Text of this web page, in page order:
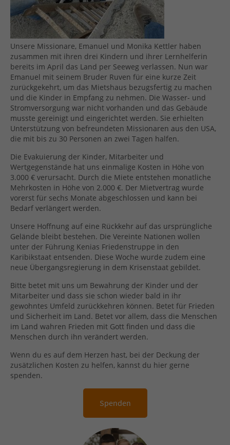
Unsere Missionare, Emanuel und Monika Kettler haben
zusammen mit ihren drei Kindern und ihrer Lernhelferin
bereits im April das Land per Seeweg verlassen. Nun war
Emanuel mit seinem Bruder Ruven für eine kurze Zeit
zurückgekehrt, um das Mietshaus bezugsfertig zu machen
und die Kinder in Empfang zu nehmen. Die Wasser- und
Stromversorgung war nicht vorhanden und das Gebäude
musste gereinigt und eingerichtet werden. Sie erhielten
Unterstützung von befreundeten Missionaren aus den USA,
die mit bis zu 30 Personen an zwei Tagen halfen.
Die Evakuierung der Kinder, Mitarbeiter und
Wertgegenstände hat uns einmalige Kosten in Höhe von
3.000 € verursacht. Durch die Miete entstehen monatliche
Mehrkosten in Höhe von 2.000 €. Der Mietvertrag wurde
vorerst für sechs Monate abgeschlossen und kann bei
Bedarf verlängert werden.
Unsere Hoffnung auf eine Rückkehr auf das ursprüngliche
Gelände bleibt bestehen. Die Vereinte Nationen wollen
unter der Führung Kenias Friedenstruppe in den
Karibikstaat entsenden. Diese Woche wurde zudem eine
neue Übergangsregierung in dem Krisenstaat gebildet.
Bitte betet mit uns um Bewahrung der Kinder und der
Mitarbeiter und dass sie schon wieder bald in ihr
gewohntes Umfeld zurückkehren können. Betet für Frieden
und Sicherheit im Land. Betet vor allem, dass die Menschen
im Land wahren Frieden mit Gott finden und dass die
Menschen durch ihn verändert werden.
Wenn du es auf dem Herzen hast, bei der Deckung der
zusätzlichen Kosten zu helfen, kannst du hier gerne
spenden.
Spenden